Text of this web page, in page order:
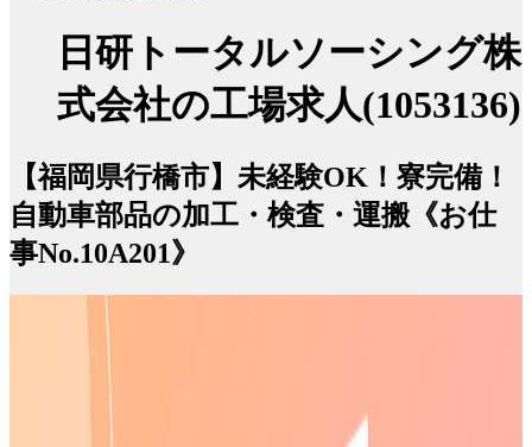
日研トータルソーシング株
式会社の工場求人(1053136)
【福岡県行橋市】未経験OK！寮完備！
自動車部品の加工・検査・運搬《お仕
事No.10A201》